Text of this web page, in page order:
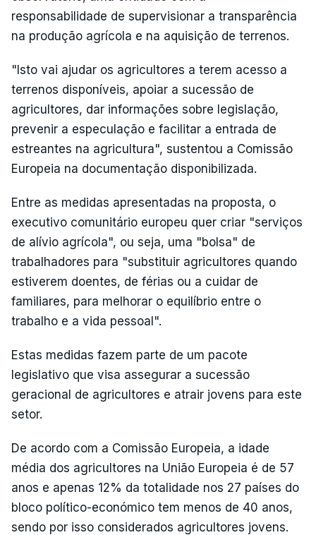
responsabilidade de supervisionar a transparência
na produção agrícola e na aquisição de terrenos.
"Isto vai ajudar os agricultores a terem acesso a
terrenos disponíveis, apoiar a sucessão de
agricultores, dar informações sobre legislação,
prevenir a especulação e facilitar a entrada de
estreantes na agricultura", sustentou a Comissão
Europeia na documentação disponibilizada.
Entre as medidas apresentadas na proposta, o
executivo comunitário europeu quer criar "serviços
de alívio agrícola", ou seja, uma "bolsa" de
trabalhadores para "substituir agricultores quando
estiverem doentes, de férias ou a cuidar de
familiares, para melhorar o equilíbrio entre o
trabalho e a vida pessoal".
Estas medidas fazem parte de um pacote
legislativo que visa assegurar a sucessão
geracional de agricultores e atrair jovens para este
setor.
De acordo com a Comissão Europeia, a idade
média dos agricultores na União Europeia é de 57
anos e apenas 12% da totalidade nos 27 países do
bloco político-económico tem menos de 40 anos,
sendo por isso considerados agricultores jovens.